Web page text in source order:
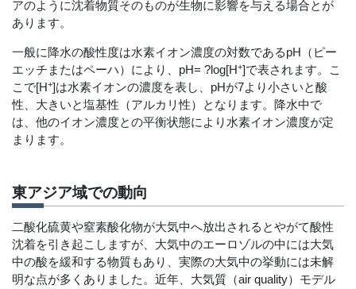
アのように沈着物質そのものが生物に影響を与える場合とが
あります。
一般に降水の酸性度は水素イオン濃度の対数であるpH（ピー
エッチまたはペーハ）により、pH= ?log[H+]で表されます。こ
こで[H+]は水素イオンの濃度を表し、pHが7より小さいと酸
性、大きいと塩基性（アルカリ性）となります。降水中で
は、他のイオン濃度との平衡状態により水素イオン濃度が定
まります。
東アジア域での動向
二酸化硫黄や窒素酸化物が大気中へ放出されるとやがて酸性
沈着を引き起こしますが、大気中のエーロゾルの中には大気
中の酸を緩和する物質もあり、実際の大気中の挙動には未解
明な点が多くありました。近年、大気質（air quality）モデル